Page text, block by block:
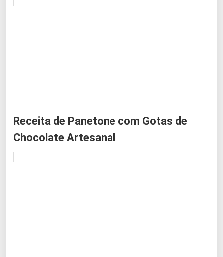
Receita de Panetone com Gotas de
Chocolate Artesanal